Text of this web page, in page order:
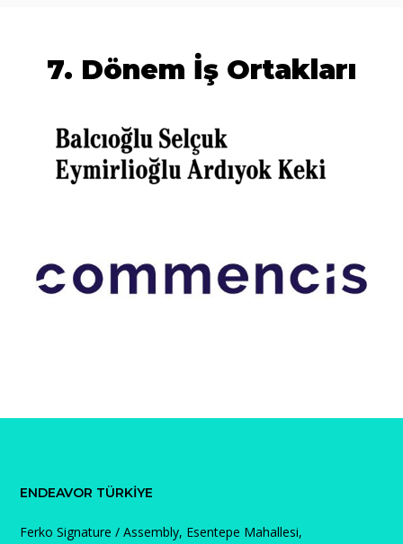
7. Dönem İş Ortakları
ENDEAVOR TÜRKIYE
Ferko Signature / Assembly, Esentepe Mahallesi,